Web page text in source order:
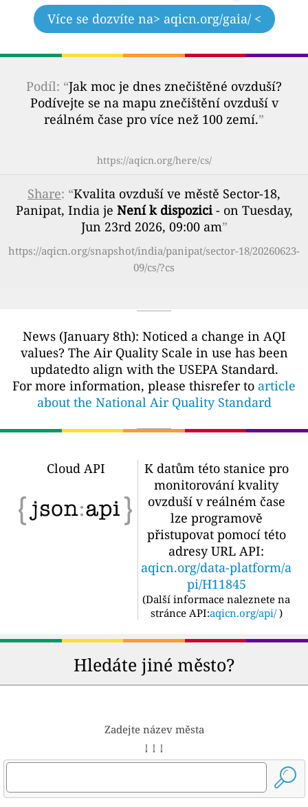
Více se dozvíte na> aqicn.org/gaia/ <
Podíl: “Jak moc je dnes znečištěné ovzduší?
Podívejte se na mapu znečištění ovzduší v
reálném čase pro více než 100 zemí.”
https://aqicn.org/here/cs/
Share: “Kvalita ovzduší ve městě Sector-18,
Panipat, India je Není k dispozici- on Tuesday,
Jun 23rd 2026, 09:00 am”
https://aqicn.org/snapshot/india/panipat/sector-18/20260623-
09/cs/?cs
News (January 8th): Noticed a change in AQI
values? The Air Quality Scale in use has been
updatedto align with the USEPA Standard.
For more information, please thisrefer to article
about the National Air Quality Standard
Cloud API
K datům této stanice pro
monitorování kvality
ovzduší v reálném čase
lze programově
přistupovat pomocí této
adresy URL API:
aqicn.org/data-platform/a
pi/H11845
(Další informace naleznete na
stránce API:aqicn.org/api/ )
Hledáte jiné město?
Zadejte název města
↓ ↓ ↓